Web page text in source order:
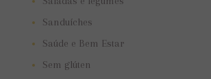
Sanduíches
Saúde e Bem Estar
Sem glúten